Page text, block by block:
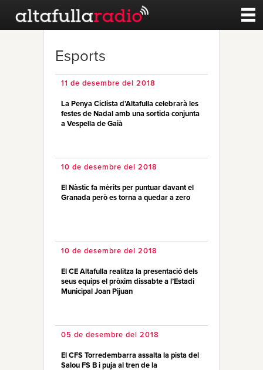
Esports
Qui Som
Esports
11 de desembre del 2018
La Penya Ciclista d’Altafulla celebrarà les
festes de Nadal amb una sortida conjunta
a Vespella de Gaià
10 de desembre del 2018
El Nàstic fa mèrits per puntuar davant el
Granada però es torna a quedar a zero
10 de desembre del 2018
El CE Altafulla realitza la presentació dels
seus equips el pròxim dissabte a l’Estadi
Municipal Joan Pijuan
05 de desembre del 2018
El CFS Torredembarra assalta la pista del
Salou FS B i puja al tren de la